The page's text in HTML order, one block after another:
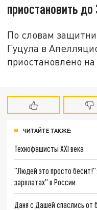
приостановить
По словам
Гуцула в
приостановлено
ЧИТАЙТЕ ТАКЖЕ:
Технофашисты XXI века
"Людей это просто
зарплатах" в России
Даня с Дашей спаслись от